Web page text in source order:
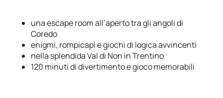
una escape room all’aperto tra gli angoli di
Coredo
enigmi, rompicapi e giochi di logica avvincenti
nella splendida Val di Non in Trentino
120 minuti di divertimento e gioco memorabili